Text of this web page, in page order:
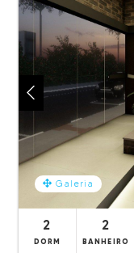
Galeria
2
DORM
2
BANHEIRO